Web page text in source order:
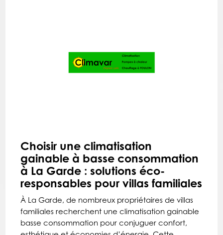
Choisir une climatisation
gainable à basse consommation
à La Garde : solutions éco-
responsables pour villas familiales
À La Garde, de nombreux propriétaires de villas
familiales recherchent une climatisation gainable
basse consommation pour conjuguer confort,